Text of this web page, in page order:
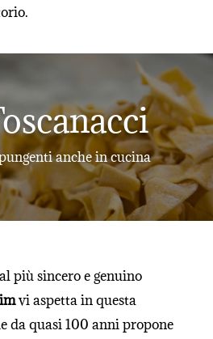
anche in cucina
più sincero e genuino
vi aspetta in questa
da quasi 100 anni propone